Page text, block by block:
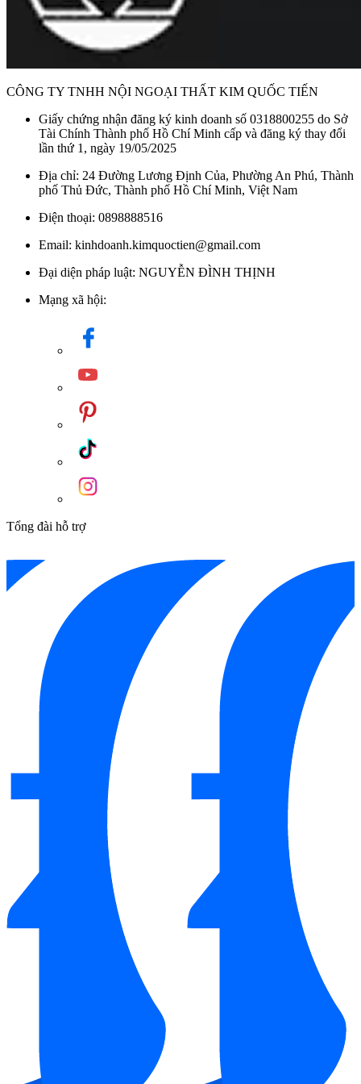
CÔNG TY TNHH NỘI NGOẠI THẤT KIM QUỐC TIẾN
Giấy chứng nhận đăng ký kinh doanh số 0318800255 do Sở
Tài Chính Thành phố Hồ Chí Minh cấp và đăng ký thay đổi
lần thứ 1, ngày 19/05/2025
Địa chỉ: 24 Đường Lương Định Của, Phường An Phú, Thành
phố Thủ Đức, Thành phố Hồ Chí Minh, Việt Nam
Điện thoại: 0898888516
Email: kinhdoanh.kimquoctien@gmail.com
Đại diện pháp luật: NGUYỄN ĐÌNH THỊNH
Mạng xã hội:
Tổng đài hỗ trợ